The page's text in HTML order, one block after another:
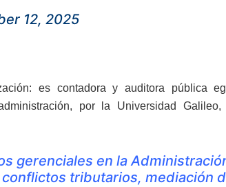
12, 2025
es contadora y auditora pública
por la Universidad
gerenciales en la
tributarios, mediación